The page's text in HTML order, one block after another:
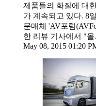
제품들의 화질에 대
가 계속되고 있다. 8
문매체 'AV포럼
한 리뷰 기사에서 "
May 08, 2015 01:20